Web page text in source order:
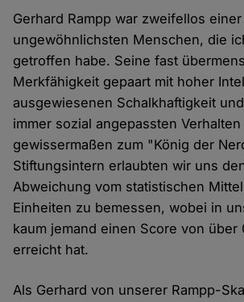
Gerhard Rampp war zweifellos
ungewöhnlichsten Menschen, die
getroffen habe. Seine fast
Merkfähigkeit gepaart mit hoher
ausgewiesenen Schalkhaftigkeit
immer sozial angepassten
gewissermaßen zum "König der
Stiftungsintern erlaubten wir uns
Abweichung vom statistischen
Einheiten zu bemessen, wobei in
kaum jemand einen Score von über
erreicht hat.
Als Gerhard von unserer Rampp-